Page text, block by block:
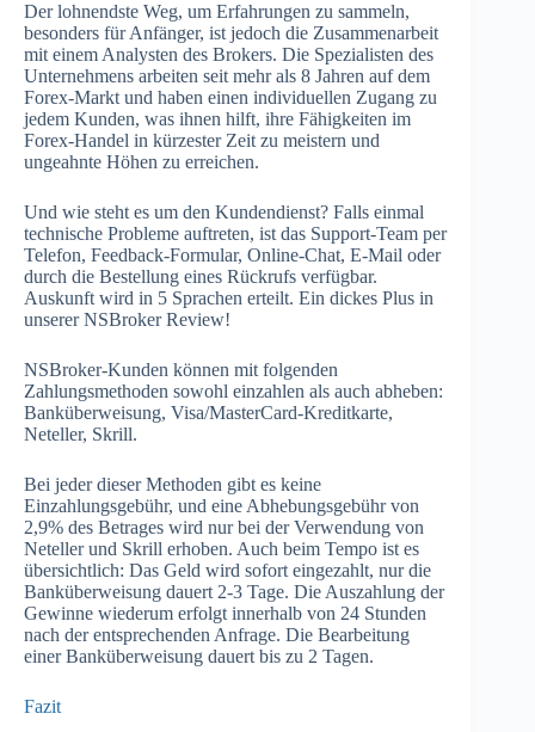
Der lohnendste Weg, um Erfahrungen zu sammeln,
besonders für Anfänger, ist jedoch die Zusammenarbeit
mit einem Analysten des Brokers. Die Spezialisten des
Unternehmens arbeiten seit mehr als 8 Jahren auf dem
Forex-Markt und haben einen individuellen Zugang zu
jedem Kunden, was ihnen hilft, ihre Fähigkeiten im
Forex-Handel in kürzester Zeit zu meistern und
ungeahnte Höhen zu erreichen.
Und wie steht es um den Kundendienst? Falls einmal
technische Probleme auftreten, ist das Support-Team per
Telefon, Feedback-Formular, Online-Chat, E-Mail oder
durch die Bestellung eines Rückrufs verfügbar.
Auskunft wird in 5 Sprachen erteilt. Ein dickes Plus in
unserer NSBroker Review!
NSBroker-Kunden können mit folgenden
Zahlungsmethoden sowohl einzahlen als auch abheben:
Banküberweisung, Visa/MasterCard-Kreditkarte,
Neteller, Skrill.
Bei jeder dieser Methoden gibt es keine
Einzahlungsgebühr, und eine Abhebungsgebühr von
2,9% des Betrages wird nur bei der Verwendung von
Neteller und Skrill erhoben. Auch beim Tempo ist es
übersichtlich: Das Geld wird sofort eingezahlt, nur die
Banküberweisung dauert 2-3 Tage. Die Auszahlung der
Gewinne wiederum erfolgt innerhalb von 24 Stunden
nach der entsprechenden Anfrage. Die Bearbeitung
einer Banküberweisung dauert bis zu 2 Tagen.
Fazit